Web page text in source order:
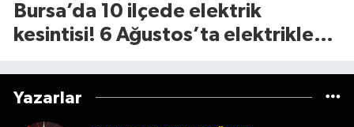
Bursa’da 10 ilçede elektrik
kesintisi! 6 Ağustos’ta elektrikler
Yazarlar